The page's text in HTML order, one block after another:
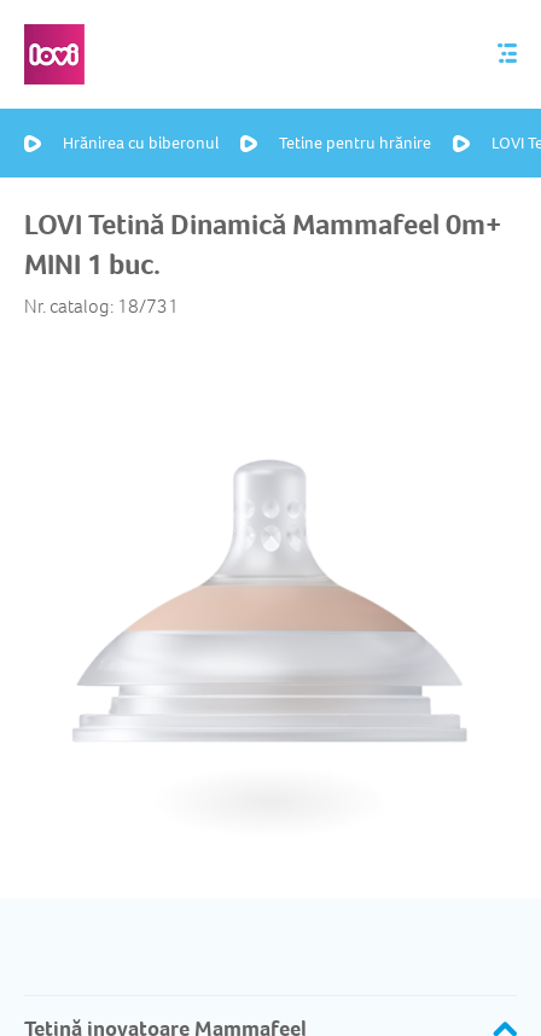
Hrănirea cu biberonul Tetine pentru hrănire LOVI
LOVI Tetină Dinamică Mammafeel 0m+
MINI 1 buc. ​
Nr. catalog: 18/731
Tetină inovatoare Mammafeel